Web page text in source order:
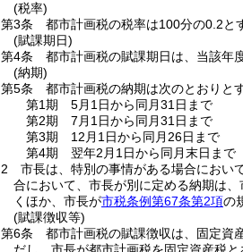
(税率)
第3条
都市計画税の税率は100分の0.2と
(賦課期日)
第4条
都市計画税の賦課期日は、当該年
(納期)
第5条
都市計画税の納期は次のとおりとす
第1期 5月1日から同月31日まで
第2期 7月1日から同月31日まで
第3期 12月1日から同月26日まで
第4期 翌年2月1日から同月末日まで
2
市長は、特別の事情がある場合において
合において、市長が別に定める納期は
くほか、市長が市税条例第67条第2項の
(賦課徴収等)
第6条
都市計画税の賦課徴収は、固定資